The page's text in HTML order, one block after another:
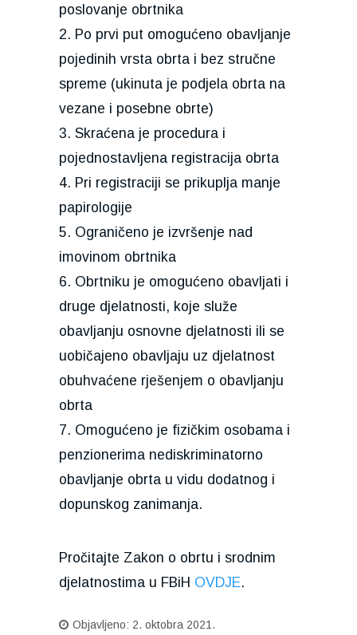
poslovanje obrtnika
2. Po prvi put omogućeno obavljanje
pojedinih vrsta obrta i bez stručne
spreme (ukinuta je podjela obrta na
vezane i posebne obrte)
3. Skraćena je procedura i
pojednostavljena registracija obrta
4. Pri registraciji se prikuplja manje
papirologije
5. Ograničeno je izvršenje nad
imovinom obrtnika
6. Obrtniku je omogućeno obavljati i
druge djelatnosti, koje služe
obavljanju osnovne djelatnosti ili se
uobičajeno obavljaju uz djelatnost
obuhvaćene rješenjem o obavljanju
obrta
7. Omogućeno je fizičkim osobama i
penzionerima nediskriminatorno
obavljanje obrta u vidu dodatnog i
dopunskog zanimanja.
Pročitajte Zakon o obrtu i srodnim
djelatnostima u FBiH OVDJE.
Objavljeno: 2. oktobra 2021.